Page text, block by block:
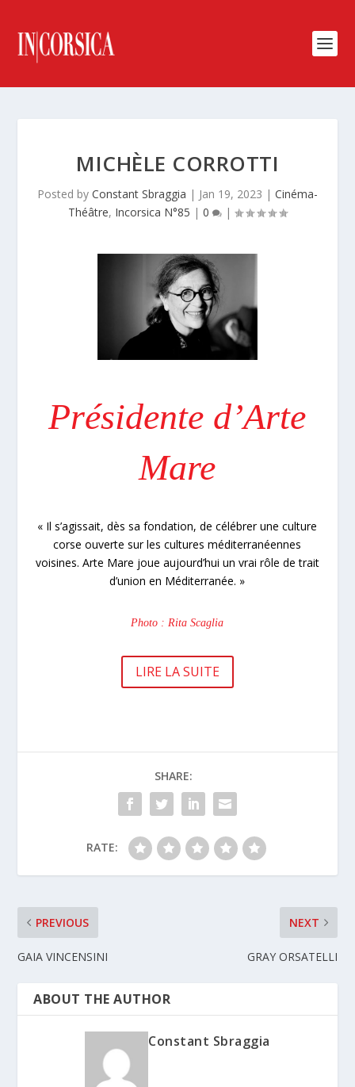
MICHÈLE CORROTTI
Posted by Constant Sbraggia | Jan 19, 2023 | Cinéma-
Théâtre, Incorsica N°85 | 0 |
Présidente d’Arte
Mare
« Il s’agissait, dès sa fondation, de célébrer une culture
corse ouverte sur les cultures méditerranéennes
voisines. Arte Mare joue aujourd’hui un vrai rôle de trait
d’union en Méditerranée. »
Photo : Rita Scaglia
LIRE LA SUITE
SHARE:
RATE:
PREVIOUS
GAIA VINCENSINI
NEXT
GRAY ORSATELLI
ABOUT THE AUTHOR
Constant Sbraggia